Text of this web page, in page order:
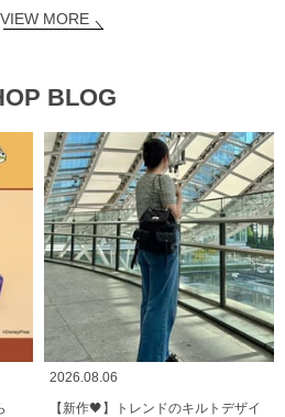
VIEW MORE
BLOG
2026.08.06
【新作🖤】トレンドのキルトデザイ